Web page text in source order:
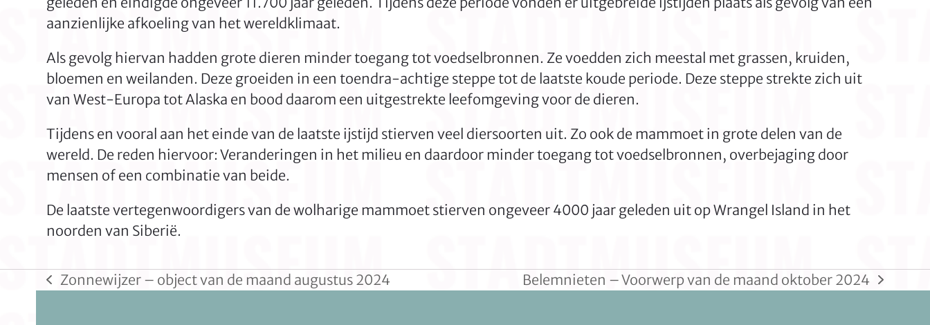
aanzienlijke afkoeling van het wereldklimaat.
Als gevolg hiervan hadden grote dieren minder toegang tot voedselbronnen. Ze voedden zich meestal met grassen, kruiden,
bloemen en weilanden. Deze groeiden in een toendra-achtige steppe tot de laatste koude periode. Deze steppe strekte zich uit
van West-Europa tot Alaska en bood daarom een uitgestrekte leefomgeving voor de dieren.
Tijdens en vooral aan het einde van de laatste ijstijd stierven veel diersoorten uit. Zo ook de mammoet in grote delen van de
wereld. De reden hiervoor: Veranderingen in het milieu en daardoor minder toegang tot voedselbronnen, overbejaging door
mensen of een combinatie van beide.
De laatste vertegenwoordigers van de wolharige mammoet stierven ongeveer 4000 jaar geleden uit op Wrangel Island in het
noorden van Siberië.
previous
Zonnewijzer – object van de maand augustus 2024
next
Belemnieten – Voorwerp van de maand oktober 2024